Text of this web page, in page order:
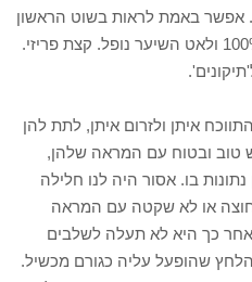
אפשר באמת לראות בשוט הראשון
שכולן עלו ביחד איך הכל נראה 100% ולאט השיער נופל. קצת פריזי.
איתן ולזרום איתן, לתת להן
טוב ובטוח עם המראה שלהן,
בו. אסור היה לנו חלילה
או לא שקטה עם המראה
כך היא לא תעלה לשלבים
שהופעל עליה כגורם מכשיל.